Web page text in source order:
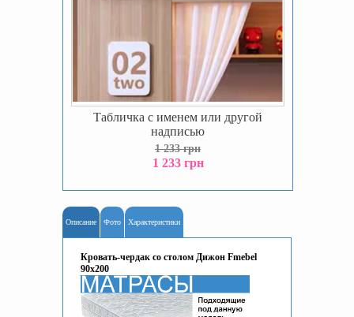
Табличка с именем или другой
надписью
1 233 грн
1 233 грн
Описание Фото Характеристики
Кровать-чердак со столом Дижон Fmebel
90x200